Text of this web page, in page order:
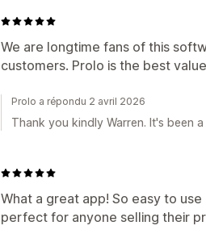
We are longtime fans of this
customers. Prolo is the best
Prolo a répondu 2 avril 2026
Thank you kindly Warren. It's been
What a great app! So easy to
perfect for anyone selling their